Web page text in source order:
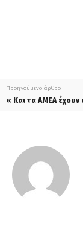
Προηγούμενο άρθρο
« Και τα ΑΜΕΑ έχουν